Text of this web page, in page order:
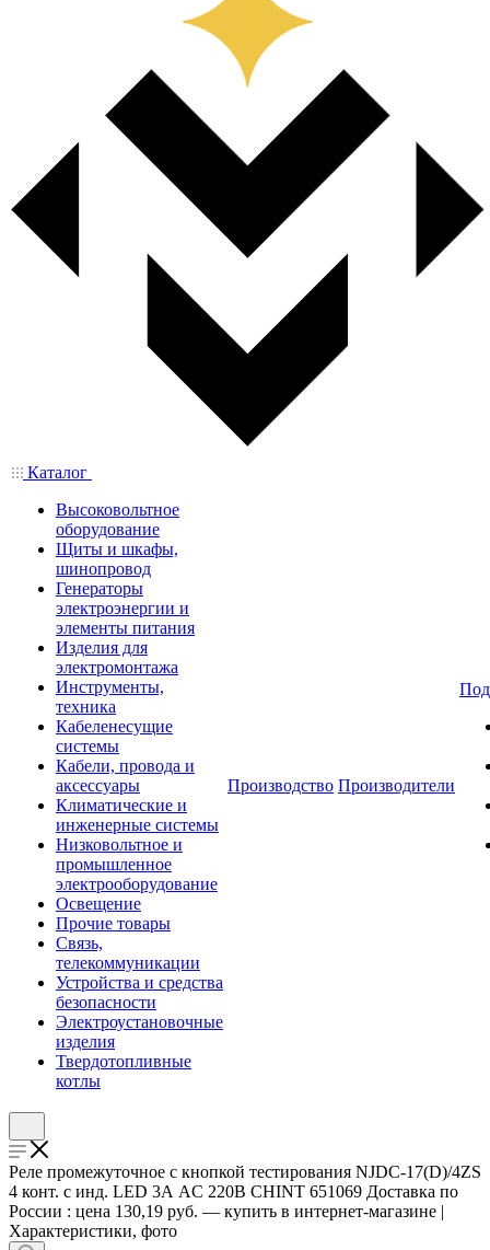
Каталог
Высоковольтное
оборудование
Щиты и шкафы,
шинопровод
Генераторы
электроэнергии и
элементы питания
Изделия для
электромонтажа
Инструменты,
техника
Кабеленесущие
системы
Кабели, провода и
аксессуары
Климатические и
инженерные системы
Низковольтное и
промышленное
электрооборудование
Освещение
Прочие товары
Связь,
телекоммуникации
Устройства и средства
безопасности
Электроустановочные
изделия
Твердотопливные
котлы
Производство Производители
Реле промежуточное с кнопкой тестирования NJDC-17(D)/4ZS
4 конт. с инд. LED 3А AC 220В CHINT 651069 Доставка по
России : цена 130,19 руб. — купить в интернет-магазине |
Характеристики, фото